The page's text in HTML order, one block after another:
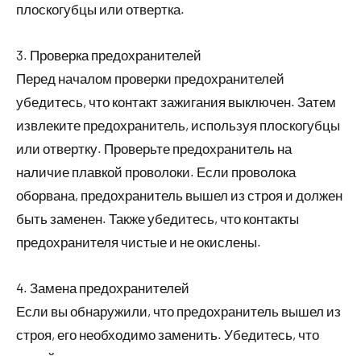
плоскогубцы или отвертка.
3. Проверка предохранителей
Перед началом проверки предохранителей
убедитесь, что контакт зажигания выключен. Затем
извлеките предохранитель, используя плоскогубцы
или отвертку. Проверьте предохранитель на
наличие плавкой проволоки. Если проволока
оборвана, предохранитель вышел из строя и должен
быть заменен. Также убедитесь, что контакты
предохранителя чистые и не окислены.
4. Замена предохранителей
Если вы обнаружили, что предохранитель вышел из
строя, его необходимо заменить. Убедитесь, что